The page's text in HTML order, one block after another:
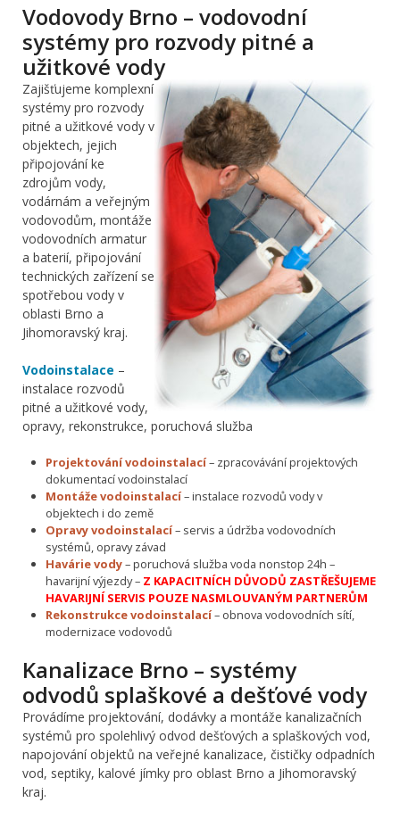
Vodovody Brno – vodovodní
systémy pro rozvody pitné a
užitkové vody
Zajišťujeme komplexní
systémy pro rozvody
pitné a užitkové vody v
objektech, jejich
připojování ke
zdrojům vody,
vodárnám a veřejným
vodovodům, montáže
vodovodních armatur
a baterií, připojování
technických zařízení se
spotřebou vody v
oblasti Brno a
Jihomoravský kraj.
Vodoinstalace –
instalace rozvodů
pitné a užitkové vody,
opravy, rekonstrukce, poruchová služba
Projektování vodoinstalací– zpracovávání projektových
dokumentací vodoinstalací
Montáže vodoinstalací– instalace rozvodů vody v
objektech i do země
Opravy vodoinstalací– servis a údržba vodovodních
systémů, opravy závad
Havárie vody– poruchová služba voda nonstop 24h –
havarijní výjezdy – Z KAPACITNÍCH DŮVODŮ ZASTŘEŠUJEME
HAVARIJNÍ SERVIS POUZE NASMLOUVANÝM PARTNERŮM
Rekonstrukce vodoinstalací– obnova vodovodních sítí,
modernizace vodovodů
Kanalizace Brno – systémy
odvodů splaškové a dešťové vody
Provádíme projektování, dodávky a montáže kanalizačních
systémů pro spolehlivý odvod dešťových a splaškových vod,
napojování objektů na veřejné kanalizace, čističky odpadních
vod, septiky, kalové jímky pro oblast Brno a Jihomoravský
kraj.